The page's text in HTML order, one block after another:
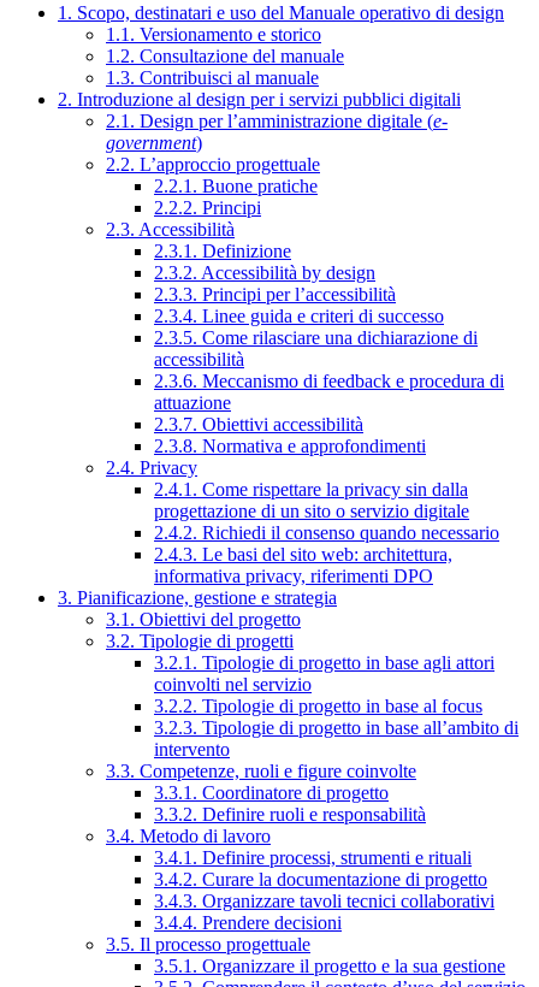
1. Scopo, destinatari e uso del Manuale operativo di design
1.1. Versionamento e storico
1.2. Consultazione del manuale
1.3. Contribuisci al manuale
2. Introduzione al design per i servizi pubblici digitali
2.1. Design per l’amministrazione digitale (e-
government)
2.2. L’approccio progettuale
2.2.1. Buone pratiche
2.2.2. Principi
2.3. Accessibilità
2.3.1. Definizione
2.3.2. Accessibilità by design
2.3.3. Principi per l’accessibilità
2.3.4. Linee guida e criteri di successo
2.3.5. Come rilasciare una dichiarazione di
accessibilità
2.3.6. Meccanismo di feedback e procedura di
attuazione
2.3.7. Obiettivi accessibilità
2.3.8. Normativa e approfondimenti
2.4. Privacy
2.4.1. Come rispettare la privacy sin dalla
progettazione di un sito o servizio digitale
2.4.2. Richiedi il consenso quando necessario
2.4.3. Le basi del sito web: architettura,
informativa privacy, riferimenti DPO
3. Pianificazione, gestione e strategia
3.1. Obiettivi del progetto
3.2. Tipologie di progetti
3.2.1. Tipologie di progetto in base agli attori
coinvolti nel servizio
3.2.2. Tipologie di progetto in base al focus
3.2.3. Tipologie di progetto in base all’ambito di
intervento
3.3. Competenze, ruoli e figure coinvolte
3.3.1. Coordinatore di progetto
3.3.2. Definire ruoli e responsabilità
3.4. Metodo di lavoro
3.4.1. Definire processi, strumenti e rituali
3.4.2. Curare la documentazione di progetto
3.4.3. Organizzare tavoli tecnici collaborativi
3.4.4. Prendere decisioni
3.5. Il processo progettuale
3.5.1. Organizzare il progetto e la sua gestione